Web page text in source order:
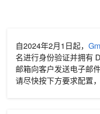
自2024年2月1日起，
名进行身份验证并拥有
邮箱向客户发送电子邮
请尽快按下方要求配置